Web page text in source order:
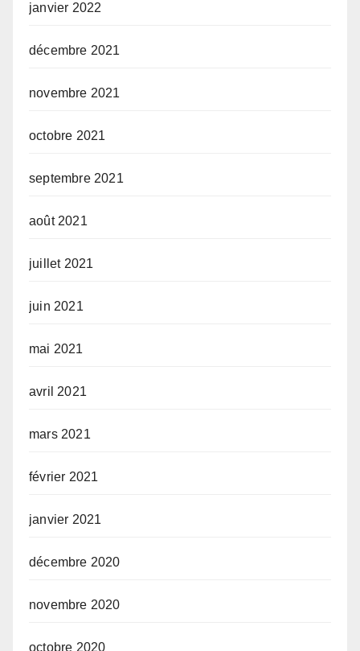
janvier 2022
décembre 2021
novembre 2021
octobre 2021
septembre 2021
août 2021
juillet 2021
juin 2021
mai 2021
avril 2021
mars 2021
février 2021
janvier 2021
décembre 2020
novembre 2020
octobre 2020